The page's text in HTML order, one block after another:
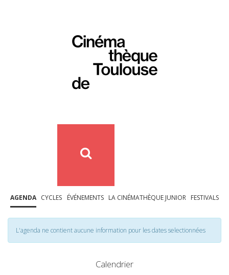
AGENDA CYCLES ÉVÉNEMENTS LA CINÉMATHÈQUE JUNIOR FESTIVALS
L'agenda ne contient aucune information pour les dates selectionnées
Calendrier